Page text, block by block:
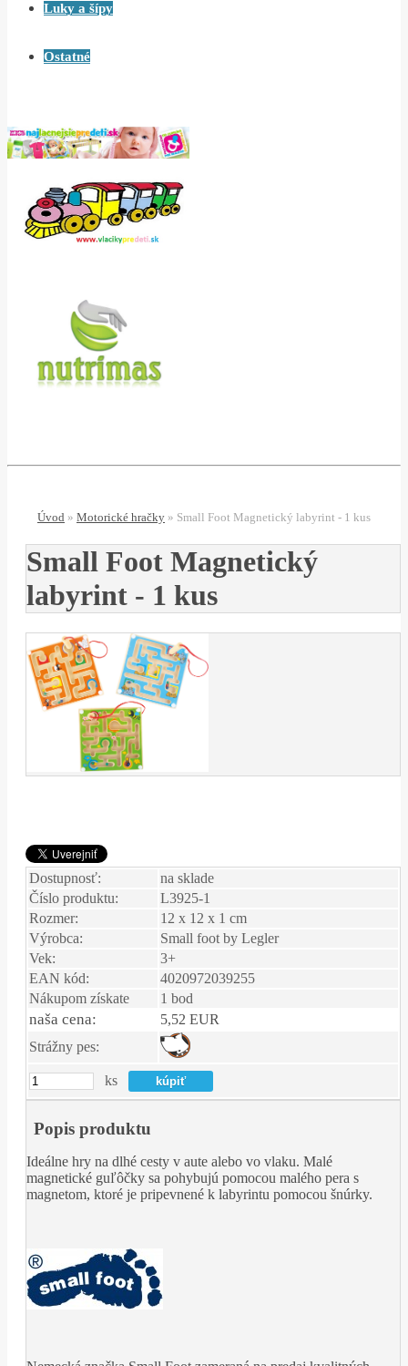
Luky a šípy
Ostatné
Úvod » Motorické hračky » Small Foot Magnetický labyrint - 1 kus
Small Foot Magnetický
labyrint - 1 kus
Dostupnosť:
na sklade
Číslo produktu:
L3925-1
Rozmer:
12 x 12 x 1 cm
Výrobca:
Small foot by Legler
Vek:
3+
EAN kód:
4020972039255
Nákupom získate
1 bod
naša cena:
5,52 EUR
Strážny pes:
ks
Popis produktu
Ideálne hry na dlhé cesty v aute alebo vo vlaku. Malé
magnetické guľôčky sa pohybujú pomocou malého pera s
magnetom, ktoré je pripevnené k labyrintu pomocou šnúrky.